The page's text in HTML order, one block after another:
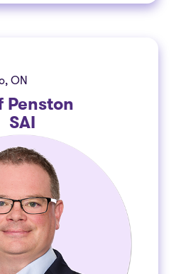
ON
Penston
SAI